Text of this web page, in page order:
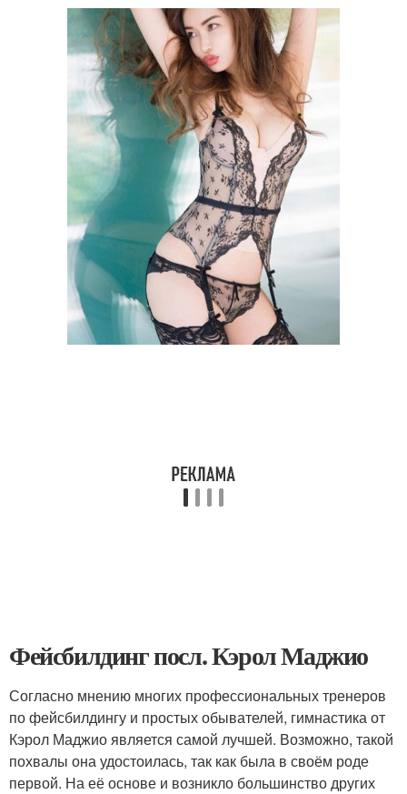
Фейсбилдинг посл. Кэрол Маджио
Согласно мнению многих профессиональных тренеров
по фейсбилдингу и простых обывателей, гимнастика от
Кэрол Маджио является самой лучшей. Возможно, такой
похвалы она удостоилась, так как была в своём роде
первой. На её основе и возникло большинство других